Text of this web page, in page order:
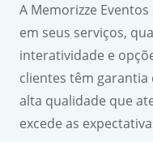
A Memorizze
em seus serviços,
interatividade e
clientes têm garantia
alta qualidade que
excede as